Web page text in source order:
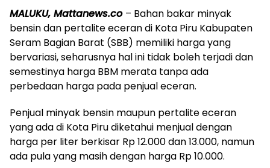
MALUKU, Mattanews.co – Bahan bakar minyak
bensin dan pertalite eceran di Kota Piru Kabupaten
Seram Bagian Barat (SBB) memiliki harga yang
bervariasi, seharusnya hal ini tidak boleh terjadi dan
semestinya harga BBM merata tanpa ada
perbedaan harga pada penjual eceran.
Penjual minyak bensin maupun pertalite eceran
yang ada di Kota Piru diketahui menjual dengan
harga per liter berkisar Rp 12.000 dan 13.000, namun
ada pula yang masih dengan harga Rp 10.000.